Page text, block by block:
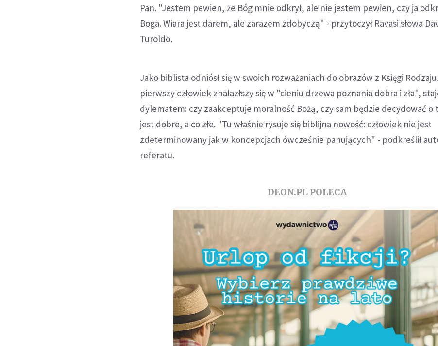
Pan. "Jestem pewien, że Bóg mnie odkrył, ale nie jestem pewien, czy ja
Boga. Wiara jest darem, ale zarazem zdobyczą" - przytoczył Ravasi słowa
Turoldo.
Jako biblista odniósł się w swoich rozważaniach do obrazów z Księgi
pierwszy człowiek znalazłszy się w "cieniu drzewa poznania dobra i zła",
dylematem: czy zaakceptuje moralność Bożą, czy sam będzie decydować o
jest dobre, a co złe. "Tu właśnie rysuje się biblijna nowość: człowiek nie jest
zdeterminowany jak w koncepcjach ówcześnie panujących" - podkreślił
referatu.
DEON.PL POLECA